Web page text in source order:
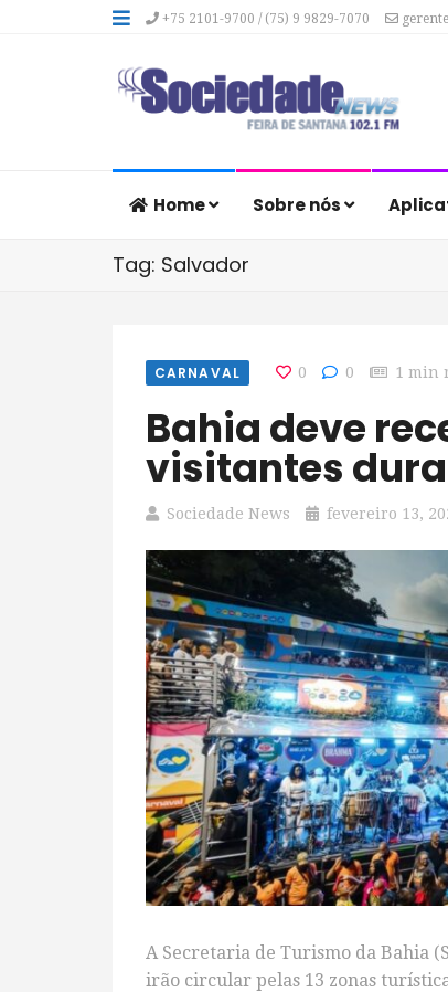
+75 2101-9700 / (75) 9 9829-7070
Home Sobre nós
Tag: Salvador
CARNAVAL 0 0 1 min
Bahia deve receber 3,7 milhões de
visitantes
Sociedade News fevereiro 13,
A Secretaria de Turismo da Bahia
irão circular pelas 13 zonas